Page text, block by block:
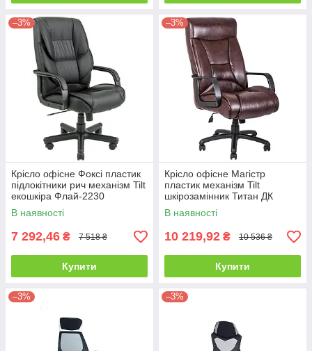
–3%
Крісло офісне Фоксі пластик
підлокітники рич механізм Tilt
екошкіра Флай-2230
(Richman ТМ)
В наявності
7 292,46 ₴ 7 518 ₴
Купити
–3%
Крісло офісне Магістр
пластик механізм Tilt
шкірозамінник Титан ДК
Браун (Richman ТМ)
В наявності
10 219,92 ₴ 10 536 ₴
Купити
–3% –3%